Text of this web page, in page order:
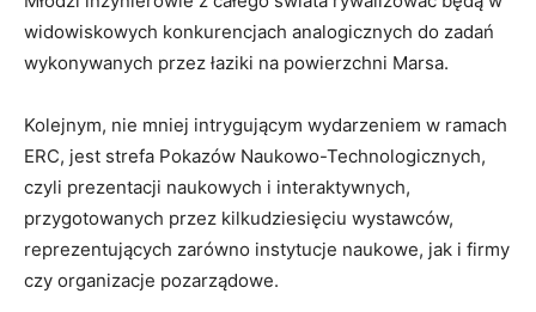
widowiskowych konkurencjach analogicznych do zadań
wykonywanych przez łaziki na powierzchni Marsa.
Kolejnym, nie mniej intrygującym wydarzeniem w ramach
ERC, jest strefa Pokazów Naukowo-Technologicznych,
czyli prezentacji naukowych i interaktywnych,
przygotowanych przez kilkudziesięciu wystawców,
reprezentujących zarówno instytucje naukowe, jak i firmy
czy organizacje pozarządowe.